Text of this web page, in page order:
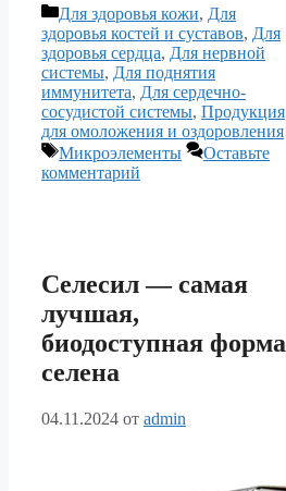
Рубрики
Для здоровья кожи, Для
здоровья костей и суставов, Для
здоровья сердца, Для нервной
системы, Для поднятия
иммунитета, Для сердечно-
сосудистой системы, Продукция
для омоложения и оздоровления
Метки
Микроэлементы
Оставьте
комментарий
Селесил — самая
лучшая,
биодоступная форма
селена
04.11.2024 от admin